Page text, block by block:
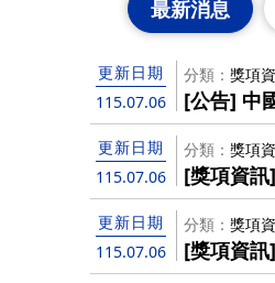
最新消息
更新日期
115.07.06
分類 獎項
[公告] 中
更新日期
115.07.06
分類 獎項
[獎項資
115/8/15
更新日期
115.07.06
分類 獎項
[獎項資
115/8/15